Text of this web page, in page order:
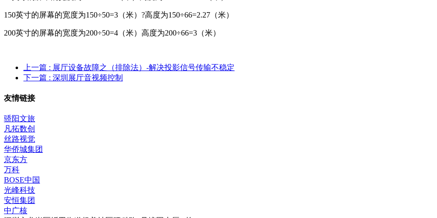
150英寸的屏幕的宽度为150÷50=3（米）?高度为150÷66=2.27（米）
200英寸的屏幕的宽度为200÷50=4（米）高度为200÷66=3（米）
上一篇 : 展厅设备故障之（排除法）-解决投影信号传输不稳定
下一篇 : 深圳展厅音视频控制
友情链接
骄阳文旅
凡拓数创
丝路视觉
华侨城集团
京东方
万科
BOSE中国
光峰科技
安恒集团
中广核